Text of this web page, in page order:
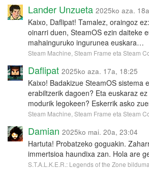
Lander Unzueta 2025ko aza.
Kaixo, Daflipat! Tamalez, oraingoz
oinarri duen, SteamOS ezin daiteke
mahainguruko ingurunea euskara…
Steam Machine, Steam Frame eta Steam
Daflipat 2025ko aza. 17a, 18:25
Kaixo! Badakizue SteamOS sistema
erabiltzerik dagoen? Eta euskaraz
modurik legokeen? Eskerrik asko
Steam Machine, Steam Frame eta Steam
Damian 2025ko mai. 20a, 23:04
Hartuta! Probatzeko goguakin.
immertsioa haundixa zan. Hola are
S.T.A.L.K.E.R.: Legends of the Zone